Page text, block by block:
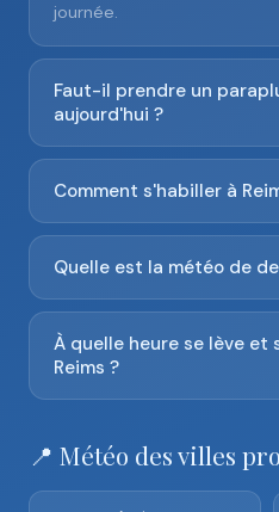
journée.
Faut-il prendre un
aujourd'hui ?
Comment s'habiller à
Quelle est la météo de
À quelle heure se lève et
Reims ?
📍 Météo des villes